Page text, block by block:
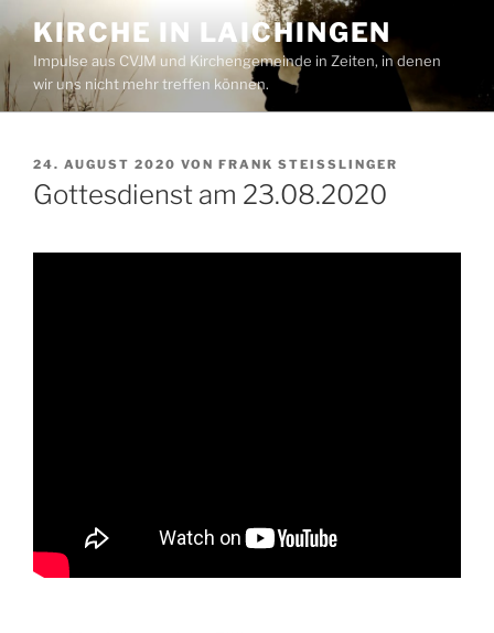
Inhalt
springen
KIRCHE IN LAICHINGEN
Impulse aus CVJM und Kirchengemeinde in Zeiten, in denen
wir uns nicht mehr treffen können.
VERÖFFENTLICHT
AM
24. AUGUST 2020 VON FRANK STEISSLINGER
Gottesdienst am 23.08.2020